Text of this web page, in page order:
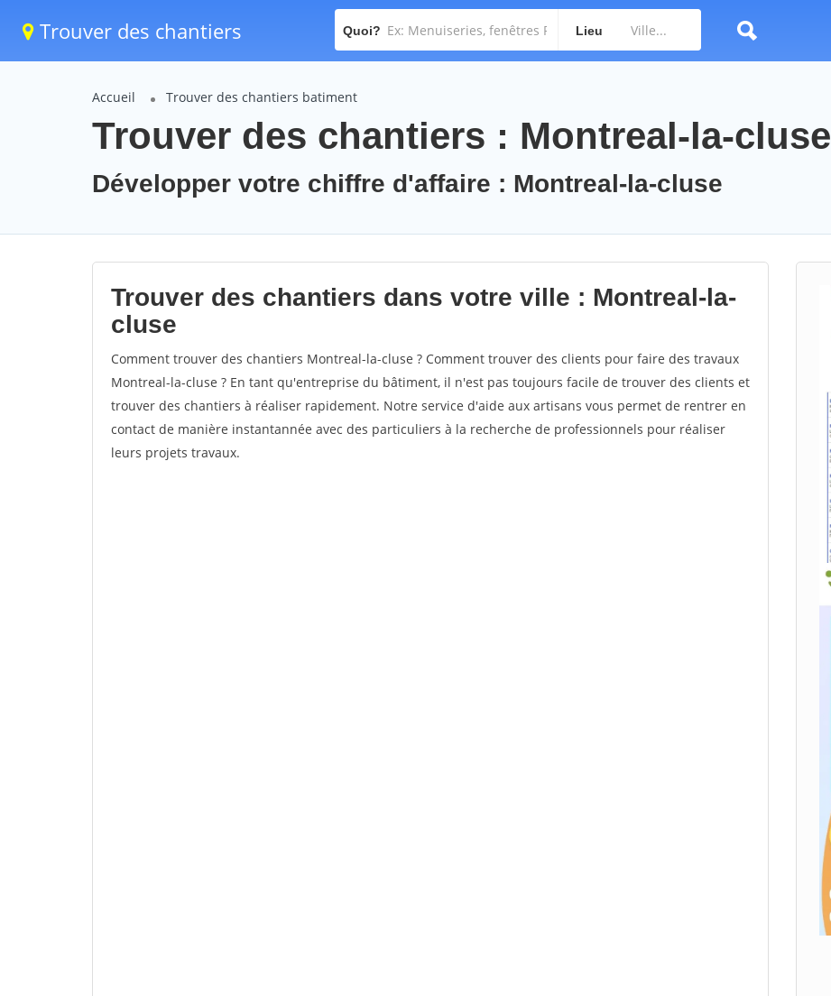
Trouver des chantiers Quoi? Lieu
Accueil Trouver des chantiers batiment
Trouver des chantiers : Montreal-la-cluse
Développer votre chiffre d'affaire : Montreal-la-cluse
Trouver des chantiers dans votre ville : Montreal-la-
cluse
Comment trouver des chantiers Montreal-la-cluse ? Comment trouver des clients pour faire des travaux
Montreal-la-cluse ? En tant qu'entreprise du bâtiment, il n'est pas toujours facile de trouver des clients et
trouver des chantiers à réaliser rapidement. Notre service d'aide aux artisans vous permet de rentrer en
contact de manière instantannée avec des particuliers à la recherche de professionnels pour réaliser
leurs projets travaux.